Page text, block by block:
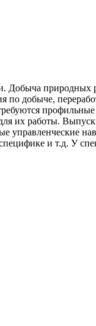
Добыча природных
добыче,
их работы.
управленческие
и т.д. У